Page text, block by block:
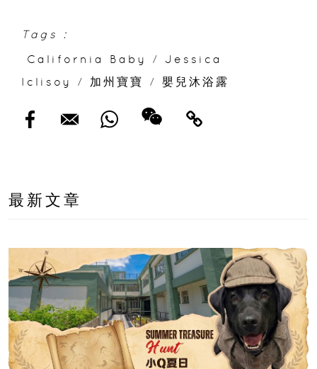
Tags :
California Baby
/
Jessica
Iclisoy
/ 加州寶寶 / 嬰兒沐浴露
最新文章